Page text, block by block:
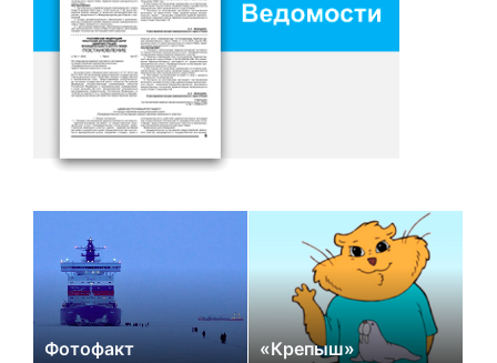
Фотофакт «Крепыш»